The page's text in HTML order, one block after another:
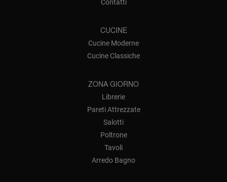
Contatti
CUCINE
Cucine Moderne
Cucine Classiche
ZONA GIORNO
Librerie
Pareti Attrezzate
Salotti
Poltrone
Tavoli
Arredo Bagno